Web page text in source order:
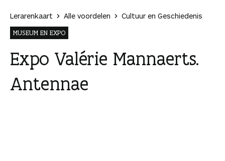
r
a
r
e
n
k
a
Lerarenkaart Alle voordelen
Cultuur en Geschiedenis
MUSEUM EN EXPO
Expo Valérie Mannaerts.
Antennae